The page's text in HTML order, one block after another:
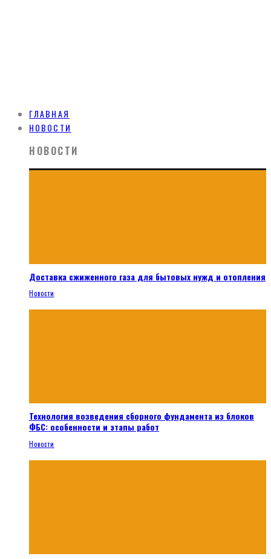
ГЛАВНАЯ
НОВОСТИ
НОВОСТИ
Доставка сжиженного газа для бытовых нужд и отопления
Новости
Технология возведения сборного фундамента из блоков
ФБС: особенности и этапы работ
Новости